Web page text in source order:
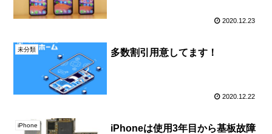
2020.12.23
未分類 多数割引用意してます！
2020.12.22
iPhone
iPhoneは使用3年目から基板故障